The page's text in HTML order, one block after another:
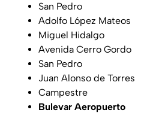
San Pedro
Adolfo López Mateos
Miguel Hidalgo
Avenida Cerro Gordo
San Pedro
Juan Alonso de Torres
Campestre
Bulevar Aeropuerto